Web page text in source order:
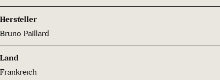
Hersteller
Bruno Paillard
Land
Frankreich